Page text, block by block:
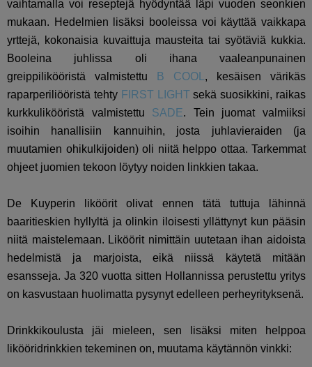
vaihtamalla voi reseptejä hyödyntää läpi vuoden seonkien
mukaan. Hedelmien lisäksi booleissa voi käyttää vaikkapa
yrttejä, kokonaisia kuvaittuja mausteita tai syötäviä kukkia.
Booleina juhlissa oli ihana vaaleanpunainen
greippilikööristä valmistettu
B COOL , kesäisen värikäs
raparperiliööristä tehty FIRST LIGHTsekä suosikkini, raikas
kurkkulikööristä valmistettu SADE. Tein juomat valmiiksi
isoihin hanallisiin kannuihin, josta juhlavieraiden (ja
muutamien ohikulkijoiden) oli niitä helppo ottaa. Tarkemmat
ohjeet juomien tekoon löytyy noiden linkkien takaa.
De Kuyperin liköörit olivat ennen tätä tuttuja lähinnä
baaritieskien hyllyltä ja olinkin iloisesti yllättynyt kun pääsin
niitä maistelemaan. Liköörit nimittäin uutetaan ihan aidoista
hedelmistä ja marjoista, eikä niissä käytetä mitään
esansseja. Ja 320 vuotta sitten Hollannissa perustettu yritys
on kasvustaan huolimatta pysynyt edelleen perheyrityksenä.
Drinkkikoulusta jäi mieleen, sen lisäksi miten helppoa
likööridrinkkien tekeminen on, muutama käytännön vinkki: